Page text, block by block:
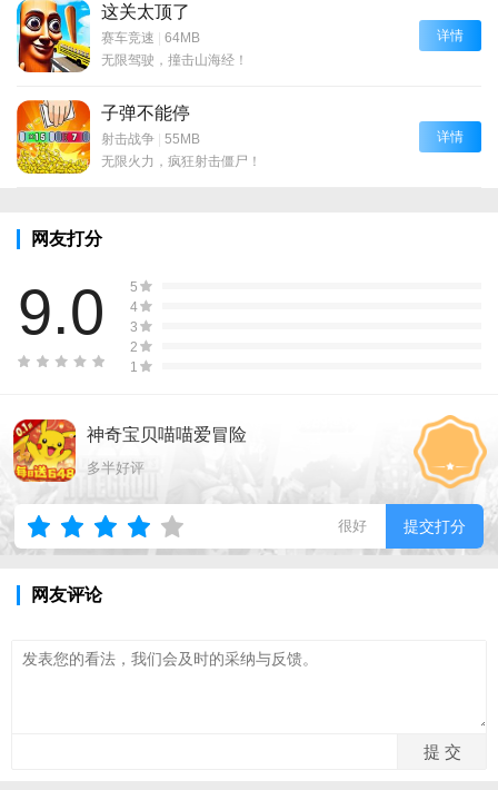
这关太顶了
赛车竞速 | 64MB
无限驾驶，撞击山海经！
详情
子弹不能停
射击战争 | 55MB
无限火力，疯狂射击僵尸！
详情
网友打分
9.0
5
4
3
2
1
神奇宝贝喵喵爱冒险
多半好评
很好 提交打分
网友评论